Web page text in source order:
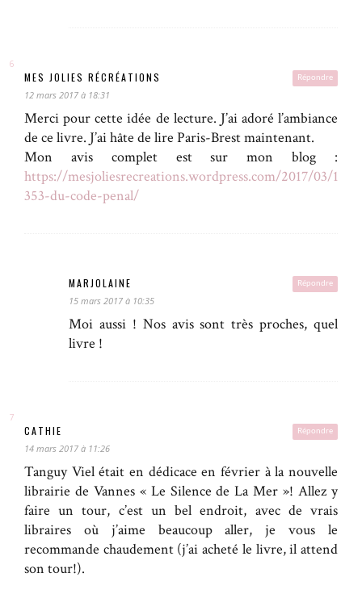
Répondre
MES JOLIES RÉCRÉATIONS
12 mars 2017 à 18:31
Merci pour cette idée de lecture. J’ai adoré l’ambiance
de ce livre. J’ai hâte de lire Paris-Brest maintenant.
Mon avis complet est sur mon blog :
https://mesjoliesrecreations.wordpress.com/2017/03/12/
353-du-code-penal/
Répondre
MARJOLAINE
15 mars 2017 à 10:35
Moi aussi ! Nos avis sont très proches, quel
livre !
Répondre
CATHIE
14 mars 2017 à 11:26
Tanguy Viel était en dédicace en février à la nouvelle
librairie de Vannes « Le Silence de La Mer »! Allez y
faire un tour, c’est un bel endroit, avec de vrais
libraires où j’aime beaucoup aller, je vous le
recommande chaudement (j’ai acheté le livre, il attend
son tour!).